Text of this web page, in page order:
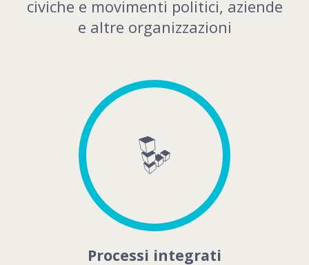
civiche e movimenti politici, aziende
e altre organizzazioni
Processi integrati